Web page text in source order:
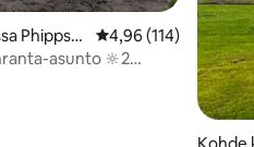
Phippsb
Keskimääräinen
4,96 (114)
asunto 🔆2